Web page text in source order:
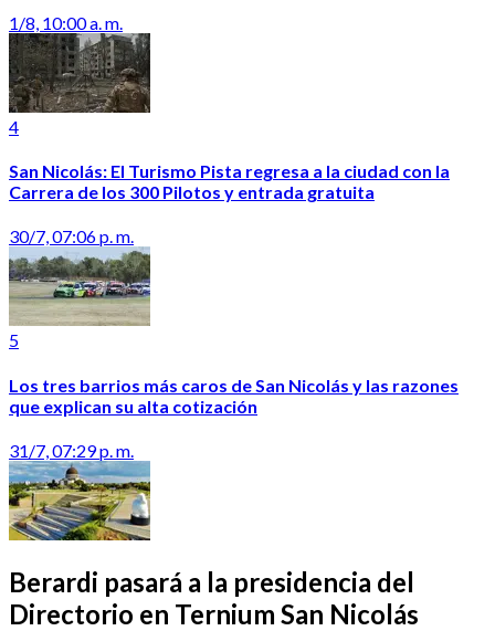
1/8, 10:00 a. m.
4
San Nicolás: El Turismo Pista regresa a la ciudad con la
Carrera de los 300 Pilotos y entrada gratuita
30/7, 07:06 p. m.
5
Los tres barrios más caros de San Nicolás y las razones
que explican su alta cotización
31/7, 07:29 p. m.
Berardi pasará a la presidencia del
Directorio en Ternium San Nicolás